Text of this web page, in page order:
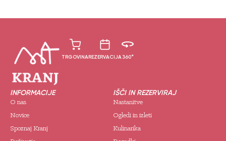
TRGOVINAREZERVACIJA360°
INFORMACIJE
O nas
Novice
Spoznaj Kranj
IŠČI IN REZERVIRAJ
Nastanitve
Ogledi in izleti
Kulinarika